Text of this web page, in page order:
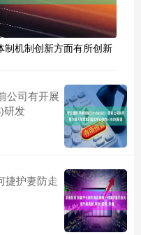
制机制创新方面有所创新
公司有开展
研发
捷护妻防走